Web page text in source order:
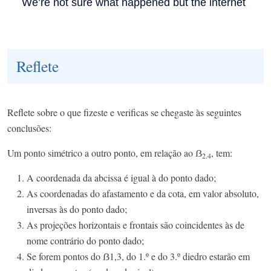
Reflete
Reflete sobre o que fizeste e verificas se chegaste às seguintes
conclusões:
Um ponto simétrico a outro ponto, em relação ao ẞ2.4, tem:
A coordenada da abcissa é igual à do ponto dado;
As coordenadas do afastamento e da cota, em valor absoluto,
inversas às do ponto dado;
As projeções horizontais e frontais são coincidentes às de
nome contrário do ponto dado;
Se forem pontos do ẞ1,3, do 1.º e do 3.º diedro estarão em